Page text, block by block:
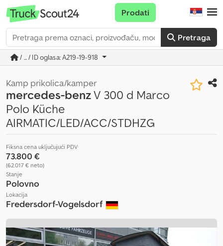
Pretraga
Prodati
/ ... / ID oglasa: A219-19-918
Kamp prikolica/kamper
mercedes-benzV 300 d Marco
Polo Küche
AIRMATIC/LED/ACC/STDHZG
Fiksna cena uključujući PDV
73.800 €
(62.017 € neto)
Stanje
Polovno
Lokacija
Fredersdorf-Vogelsdorf